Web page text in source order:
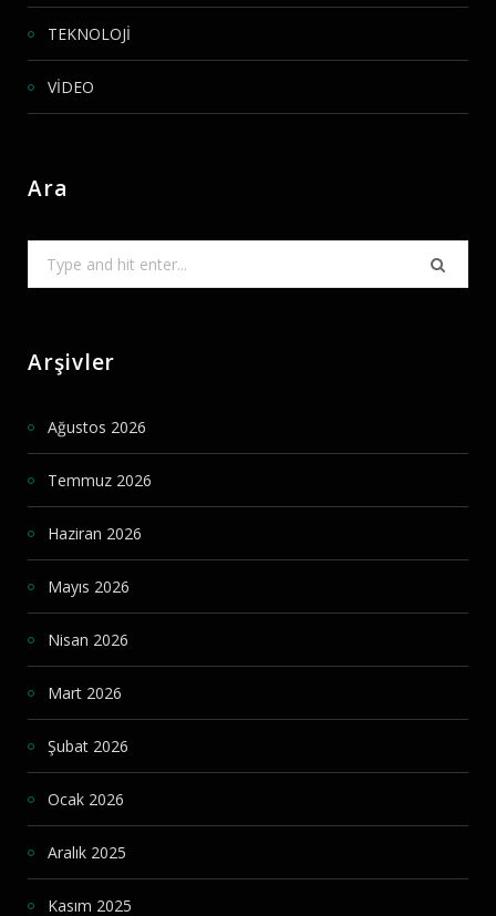
TEKNOLOJİ
VİDEO
Ara
for:
Arşivler
Ağustos 2026
Temmuz 2026
Haziran 2026
Mayıs 2026
Nisan 2026
Mart 2026
Şubat 2026
Ocak 2026
Aralık 2025
Kasım 2025